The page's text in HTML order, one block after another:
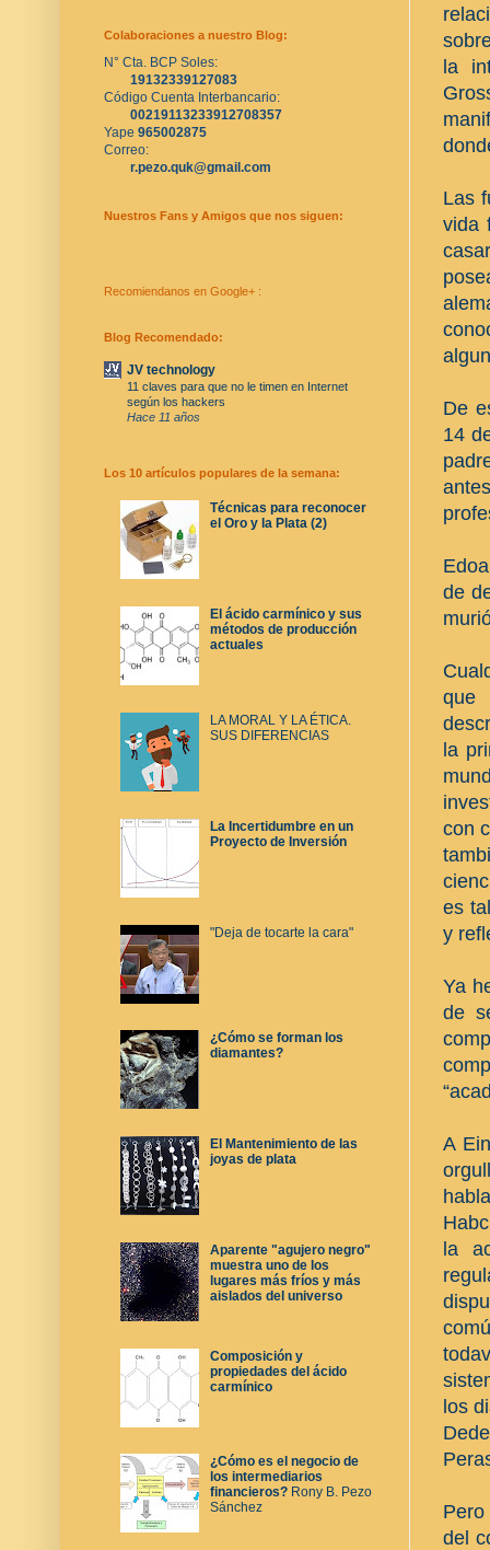
la
Las
vida
De
14
de
que
la
con
es
y
Ya
de
A
la
los
del
Colaboraciones a nuestro Blog:
N° Cta. BCP Soles:
19132339127083
Código Cuenta Interbancario:
00219113233912708357
Yape 965002875
Correo:
r.pezo.quk@gmail.com
Nuestros Fans y Amigos que nos siguen:
Recomiendanos en Google+ :
Blog Recomendado:
JV technology
11 claves para que no le timen en Internet
según los hackers
Hace 11 años
Los 10 artículos populares de la semana:
Técnicas para reconocer
el Oro y la Plata (2)
El ácido carmínico y sus
métodos de producción
actuales
LA MORAL Y LA ÉTICA.
SUS DIFERENCIAS
La Incertidumbre en un
Proyecto de Inversión
"Deja de tocarte la cara"
¿Cómo se forman los
diamantes?
El Mantenimiento de las
joyas de plata
Aparente "agujero negro"
muestra uno de los
lugares más fríos y más
aislados del universo
Composición y
propiedades del ácido
carmínico
¿Cómo es el negocio de
los intermediarios
financieros?Rony B. Pezo
Sánchez